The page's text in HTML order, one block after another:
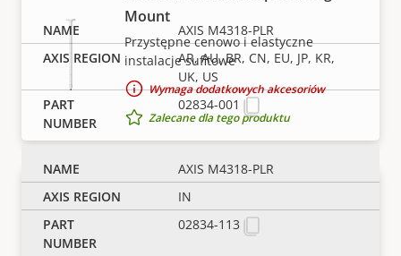
Mount
Przystępne cenowo i elastyczne
instalacje sufitowe
Wymaga dodatkowych akcesoriów
Zalecane dla tego produktu
AXIS T91B67 Pole Mount
Uchwyt do mocowania stałopozycyjnych
kamer kopułkowych na słupie
AXIS M4318-PLR
AR, AU, BR, CN, EU, JP, KR,
UK, US
02834-001
AXIS M4318-PLR
IN
02834-113